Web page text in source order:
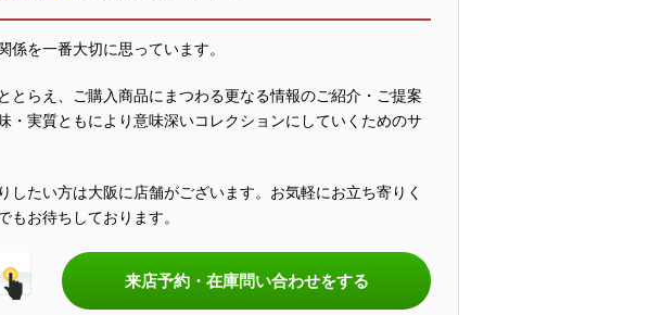
係を一番大切に思っています。
とらえ、ご購入商品にまつわる更なる情報のご紹介・ご提案
・実質ともにより意味深いコレクションにしていくためのサ
したい方は大阪に店舗がございます。お気軽にお立ち寄りく
もお待ちしております。
来店予約・在庫問い合わせをする